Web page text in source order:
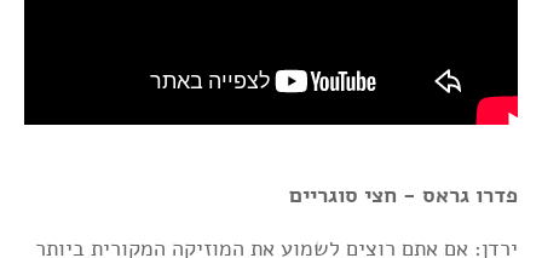
פדרו גראס - חצי סוגריים
ירדן: אם אתם רוצים לשמוע את המוזיקה המקורית ביותר